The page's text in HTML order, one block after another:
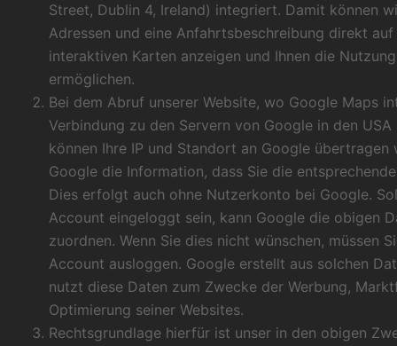
Street, Dublin 4, Ireland) integriert. Damit können
Adressen und eine Anfahrtsbeschreibung direkt
interaktiven Karten anzeigen und Ihnen die
ermöglichen.
Bei dem Abruf unserer Website, wo Google Maps
Verbindung zu den Servern von Google in den
können Ihre IP und Standort an Google übertragen
Google die Information, dass Sie die
Dies erfolgt auch ohne Nutzerkonto bei Google.
Account eingeloggt sein, kann Google die obigen
zuordnen. Wenn Sie dies nicht wünschen, müssen
Account ausloggen. Google erstellt aus solchen
nutzt diese Daten zum Zwecke der Werbung,
Optimierung seiner Websites.
Rechtsgrundlage hierfür ist unser in den obigen